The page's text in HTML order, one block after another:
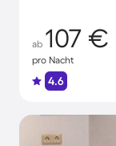
ab 107 €
pro Nacht
4.6